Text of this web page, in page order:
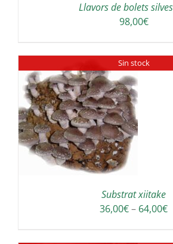
Llavors de bolets
98,00€
Sin stock
Substrat xiitake
36,00€– 64,00€